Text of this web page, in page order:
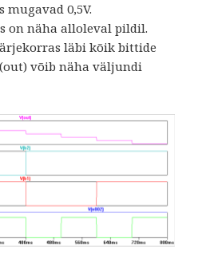
mugavad 0,5V.
on näha alloleval pildil.
läbi kõik bittide
võib näha väljundi